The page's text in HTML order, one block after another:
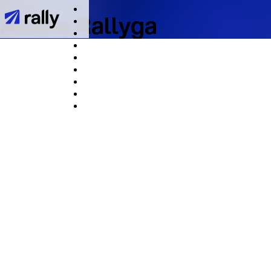
See võtab 2 minutit
Alusta Rallyga